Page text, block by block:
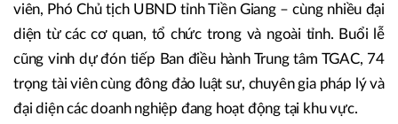
viên, Phó Chủ tịch UBND tỉnh Tiền Giang – cùng nhiều đại
diện từ các cơ quan, tổ chức trong và ngoài tỉnh. Buổi lễ
cũng vinh dự đón tiếp Ban điều hành Trung tâm TGAC, 74
trọng tài viên cùng đông đảo luật sư, chuyên gia pháp lý và
đại diện các doanh nghiệp đang hoạt động tại khu vực.